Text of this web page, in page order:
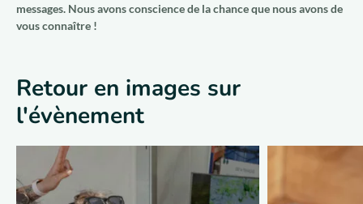
messages. Nous avons conscience de la chance que nous avons de
vous connaître !
Retour en images sur
l'évènement